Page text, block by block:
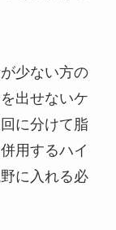
少ない方の
出せないケ
に分けて脂
用するハイ
に入れる必